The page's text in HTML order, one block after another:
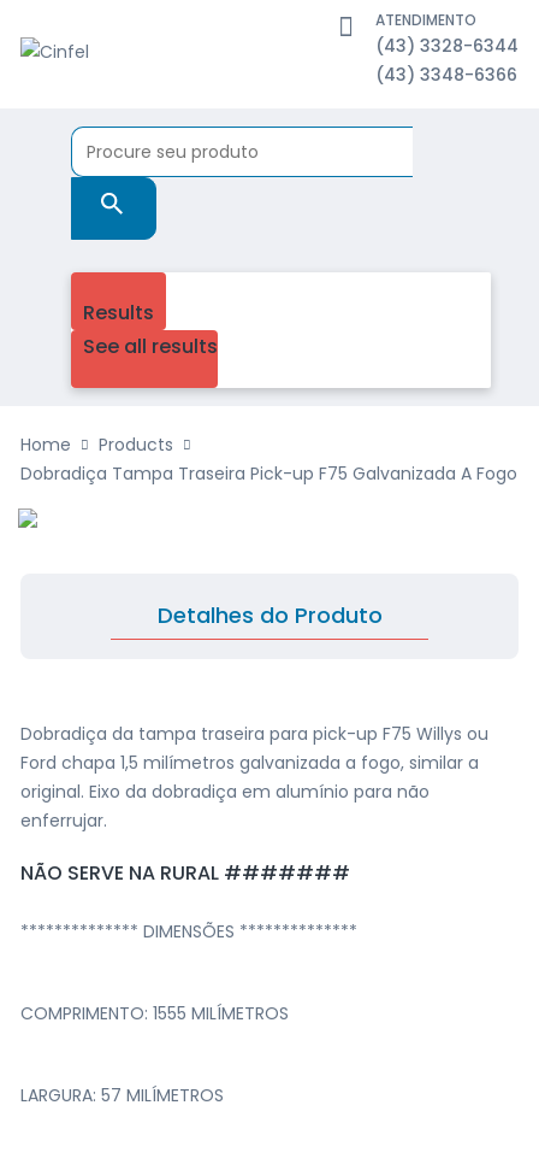
ATENDIMENTO
(43) 3328-6344
(43) 3348-6366
Results
See all results
Home
Products
Dobradiça Tampa Traseira Pick-up F75 Galvanizada A Fogo
Detalhes do Produto
Dobradiça da tampa traseira para pick-up F75 Willys ou
Ford chapa 1,5 milímetros galvanizada a fogo, similar a
original. Eixo da dobradiça em alumínio para não
enferrujar.
NÃO SERVE NA RURAL #######
************** DIMENSÕES **************
COMPRIMENTO: 1555 MILÍMETROS
LARGURA: 57 MILÍMETROS